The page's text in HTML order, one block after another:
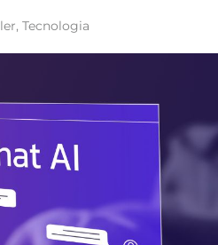
, Tecnologia